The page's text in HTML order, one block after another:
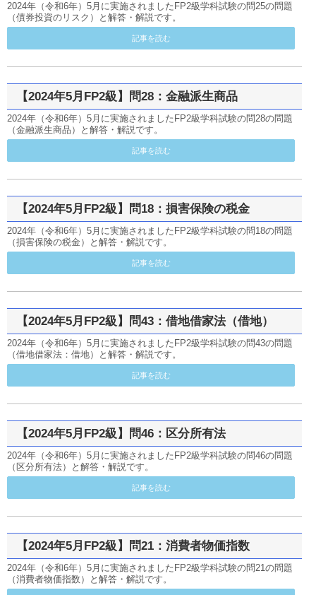
2024年（令和6年）5月に実施されましたFP2級学科試験の問25の問題
（債券投資のリスク）と解答・解説です。
記事を読む
【2024年5月FP2級】問28：金融派生商品
2024年（令和6年）5月に実施されましたFP2級学科試験の問28の問題
（金融派生商品）と解答・解説です。
記事を読む
【2024年5月FP2級】問18：損害保険の税金
2024年（令和6年）5月に実施されましたFP2級学科試験の問18の問題
（損害保険の税金）と解答・解説です。
記事を読む
【2024年5月FP2級】問43：借地借家法（借地）
2024年（令和6年）5月に実施されましたFP2級学科試験の問43の問題
（借地借家法：借地）と解答・解説です。
記事を読む
【2024年5月FP2級】問46：区分所有法
2024年（令和6年）5月に実施されましたFP2級学科試験の問46の問題
（区分所有法）と解答・解説です。
記事を読む
【2024年5月FP2級】問21：消費者物価指数
2024年（令和6年）5月に実施されましたFP2級学科試験の問21の問題
（消費者物価指数）と解答・解説です。